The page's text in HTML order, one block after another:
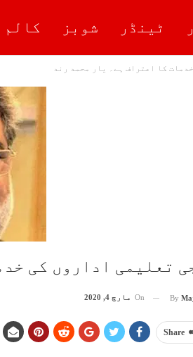
ٹینڈر شوبز کالم
کا اعتراف ہے۔ یار محمد رند
تعلیمی اداروں کی
By
On مارچ 4, 2020
Share